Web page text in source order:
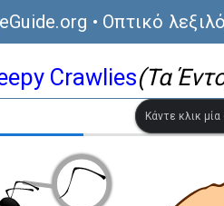
• Οπτικό
Crawlies(Τα
Κάντε κλικ